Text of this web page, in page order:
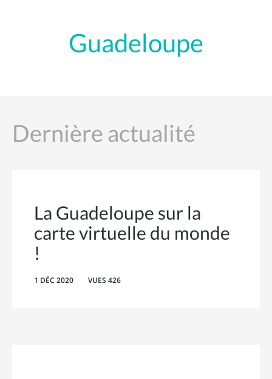
Guadeloupe
Dernière actualité
La Guadeloupe sur la
carte virtuelle du monde
!
1 DÉC 2020 VUES 426